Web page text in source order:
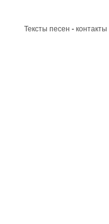
Тексты песен - контакты